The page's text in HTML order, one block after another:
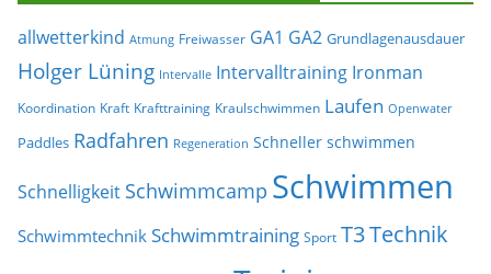
allwetterkind Atmung Freiwasser GA1 GA2 Grundlagenausdauer
Holger Lüning Intervalle Intervalltraining Ironman
Koordination Kraft Krafttraining Kraulschwimmen Laufen Openwater
Paddles Radfahren Regeneration Schneller schwimmen
Schnelligkeit Schwimmcamp Schwimmen
Schwimmtechnik Schwimmtraining Sport T3Technik